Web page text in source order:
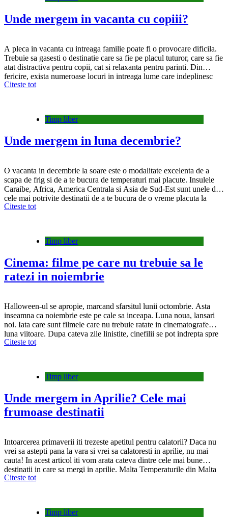
Unde mergem in vacanta cu copiii?
A pleca in vacanta cu intreaga familie poate fi o provocare dificila.
Trebuie sa gasesti o destinatie care sa fie pe placul tuturor, care sa fie
atat distractiva pentru copii, cat si relaxanta pentru parinti. Din
fericire, exista numeroase locuri in intreaga lume care indeplinesc
aceste criterii. Iata sapte destinatii ideale pentru o calatorie in…
Citeste tot
Timp liber
Unde mergem in luna decembrie?
O vacanta in decembrie la soare este o modalitate excelenta de a
scapa de frig si de a te bucura de temperaturi mai placute. Insulele
Caraibe, Africa, America Centrala si Asia de Sud-Est sunt unele din
cele mai potrivite destinatii de a te bucura de o vreme placuta la
sfarsit de an. Republica Dominicana Situata…
Citeste tot
Timp liber
Cinema: filme pe care nu trebuie sa le
ratezi in noiembrie
Halloween-ul se apropie, marcand sfarsitul lunii octombrie. Asta
inseamna ca noiembrie este pe cale sa inceapa. Luna noua, lansari
noi. Iata care sunt filmele care nu trebuie ratate in cinematografe
luna viitoare. Dupa cateva zile linistite, cinefilii se pot indrepta spre
cinematografele lor preferate pentru a descoperi un film pe care l-au
Citeste tot
Timp liber
Unde mergem in Aprilie? Cele mai
frumoase destinatii
Intoarcerea primaverii iti trezeste apetitul pentru calatorii? Daca nu
vrei sa astepti pana la vara si vrei sa calatoresti in aprilie, nu mai
cauta! In acest articol iti vom arata cateva dintre cele mai bune
destinatii in care sa mergi in aprilie. Malta Temperaturile din Malta
sunt deja foarte bune in aprilie, depasind adesea 20…
Citeste tot
Timp liber